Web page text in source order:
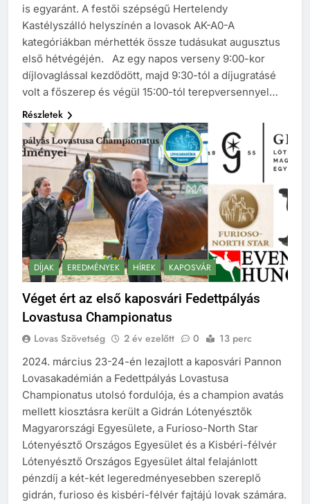
is egyaránt. A festői szépségű Hertelendy
Kastélyszálló helyszínén a lovasok AK-A0-A
kategóriákban mérhették össze tudásukat augusztus
első hétvégéjén. Az egy napos verseny 9:00-kor
díjlovaglással kezdődött, majd 9:30-tól a díjugratásé
volt a főszerep és végül 15:00-tól terepversennyel…
Részletek
DÍJAK EREDMÉNYEK HÍREK KAPOSVÁR
Véget ért az első kaposvári Fedettpályás
Lovastusa Championatus
Lovas Szövetség 2 év ezelőtt 0 13 perc
2024. március 23-24-én lezajlott a kaposvári Pannon
Lovasakadémián a Fedettpályás Lovastusa
Championatus utolsó fordulója, és a champion avatás
mellett kiosztásra került a Gidrán Lótenyésztők
Magyarországi Egyesülete, a Furioso-North Star
Lótenyésztő Országos Egyesület és a Kisbéri-félvér
Lótenyésztő Országos Egyesület által felajánlott
pénzdíj a két-két legeredményesebben szereplő
gidrán, furioso és kisbéri-félvér fajtájú lovak számára.